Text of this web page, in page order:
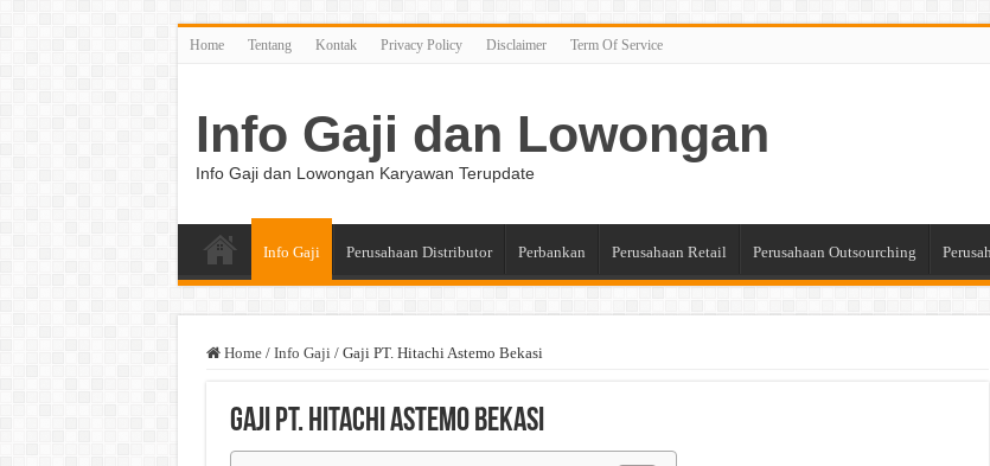
Home Tentang Kontak Privacy Policy Disclaimer Term Of Service
Info Gaji dan Lowongan
Info Gaji dan Lowongan Karyawan Terupdate
Info Gaji Perusahaan Distributor Perbankan Perusahaan Retail Perusahaan Outsourching
Home / Info Gaji / Gaji PT. Hitachi Astemo Bekasi
Gaji PT. Hitachi Astemo Bekasi